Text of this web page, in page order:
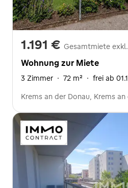
1.191 € Gesamtmiete
Wohnung zur Miete
3 Zimmer · 72 m² · frei ab
Krems an der Donau, Krems